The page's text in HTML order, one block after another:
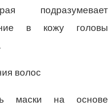
подразумевает
в кожу головы
маски на основе